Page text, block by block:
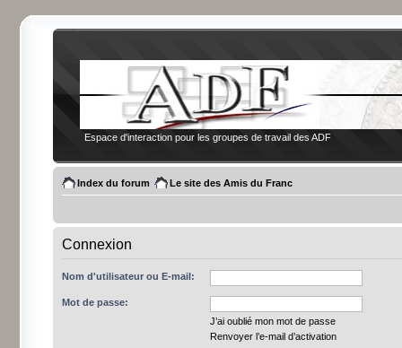
Espace d'interaction pour les groupes de travail des ADF
Index du forum Le site des Amis du Franc
Connexion
Nom d'utilisateur ou E-mail:
Mot de passe:
J’ai oublié mon mot de passe
Renvoyer l’e-mail d’activation